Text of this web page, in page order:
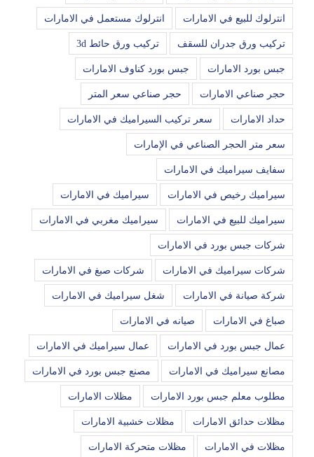
انترلوك للبيع في الامارات انترلوك مستعمل في الامارات
تركيب ورق جدران للسقف تركيب ورق حائط 3d
جبس بورد الامارات جبس بورد كناوف الامارات
حجر صناعي الامارات حجر صناعي سعر المتر
حداد الامارات سعر تركيب السيراميك في الامارات
سعر متر الحجر الصناعي في الإمارات
سفايف سيراميك في الامارات
سيراميك رخيص في الامارات سيراميك في الامارات
سيراميك للبيع في الامارات سيراميك مغربي في الامارات
شركات جبس بورد في الامارات
شركات سيراميك في الامارات شركات صبغ في الامارات
شركة صيانة في الامارات شغل سيراميك في الامارات
صباغ في الامارات صيانه في الامارات
عمال جبس بورد في الامارات عمال سيراميك في الامارات
مصانع سيراميك في الامارات مصنع جبس بورد في الامارات
مطلوب معلم جبس بورد الامارات مظلات الامارات
مظلات حدائق الامارات مظلات خشبية الامارات
مظلات في الامارات مظلات متحركة الامارات